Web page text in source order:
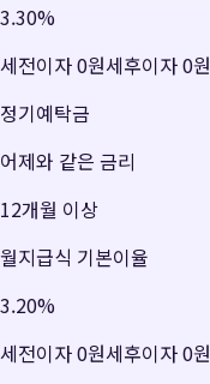
3.30%
세전이자0원세후이자0원
정기예탁금
어제와 같은 금리
12개월 이상
월지급식 기본이율
3.20%
세전이자0원세후이자0원